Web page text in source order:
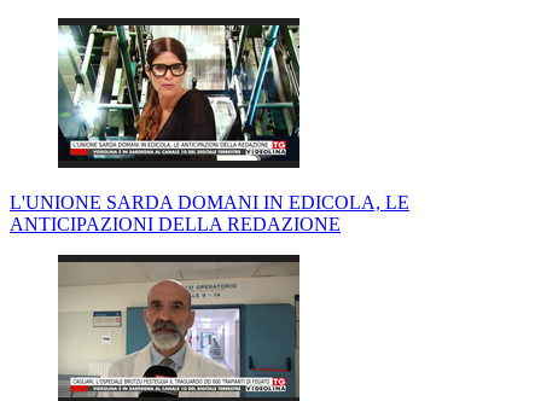
L'UNIONE SARDA DOMANI IN EDICOLA, LE
ANTICIPAZIONI DELLA REDAZIONE